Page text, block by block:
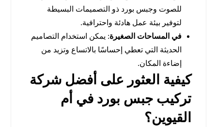
للصوت وجبس بورد ذو التصميمات البسيطة
لتوفير بيئة عمل هادئة واحترافية.
في المساحات الصغيرة: يمكن استخدام التصاميم
الحديثة التي تعطي إحساسًا بالاتساع وتزيد من
إضاءة المكان.
كيفية العثور على أفضل شركة
تركيب جبس بورد في أم
القيوين؟